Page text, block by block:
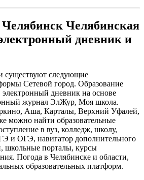
Челябинск Челябинская
дневник и
существуют следующие
Сетевой город. Образование
дневник на основе
журнал ЭлЖур, Моя школа.
Аша, Карталы, Верхний Уфалей,
можно найти образовательные
в вуз, колледж, школу,
и ОГЭ, навигатор дополнительного
школьные порталы, курсы
Погода в Челябинске и области,
образовательных платформ.